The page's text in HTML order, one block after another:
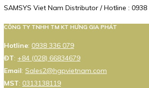
SAMSYS Viet Nam Distributor / Hotline : 0938
CÔNG TY TNHH TM KT HƯNG GIA PHÁT
Hotline: 0938 336 079
ĐT: +84 (028) 66834679
Email: Sales2@hgpvietnam.com
MST: 0313138119